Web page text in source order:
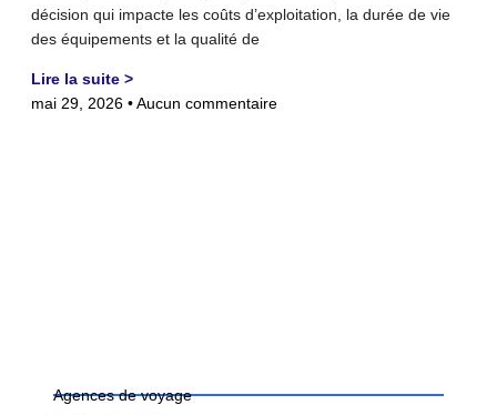
décision qui impacte les coûts d’exploitation, la durée de vie
des équipements et la qualité de
Lire la suite >
mai 29, 2026
Aucun commentaire
Agences de voyage